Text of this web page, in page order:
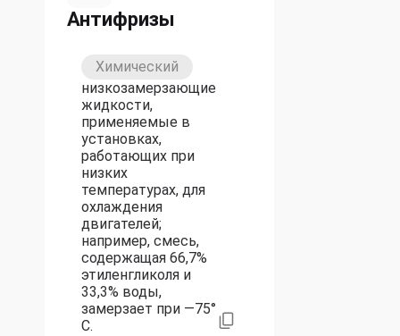
Антифризы
Химический
низкозамерзающие
жидкости,
применяемые в
установках,
работающих при
низких
температурах, для
охлаждения
двигателей;
например, смесь,
содержащая 66,7%
этиленгликоля и
33,3% воды,
замерзает при —75°
С.